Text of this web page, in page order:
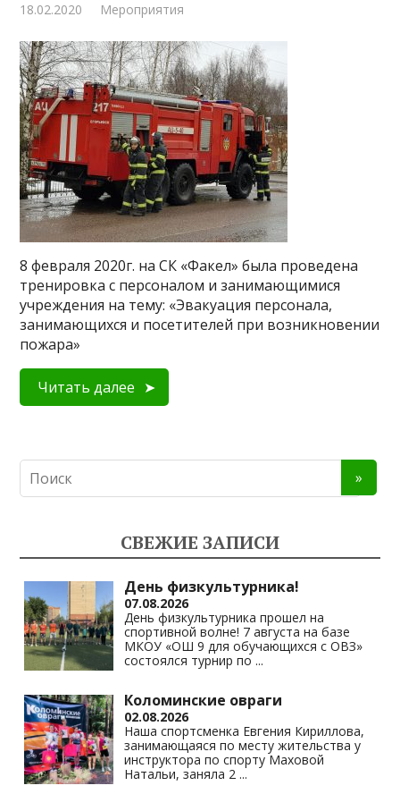
18.02.2020 Мероприятия
8 февраля 2020г. на СК «Факел» была проведена
тренировка с персоналом и занимающимися
учреждения на тему: «Эвакуация персонала,
занимающихся и посетителей при возникновении
пожара»
Читать далее
СВЕЖИЕ ЗАПИСИ
День физкультурника!
07.08.2026
День физкультурника прошел на
спортивной волне! 7 августа на базе
МКОУ «ОШ 9 для обучающихся с ОВЗ»
состоялся турнир по ...
Коломинские овраги
02.08.2026
Наша спортсменка Евгения Кириллова,
занимающаяся по месту жительства у
инструктора по спорту Маховой
Натальи, заняла 2 ...